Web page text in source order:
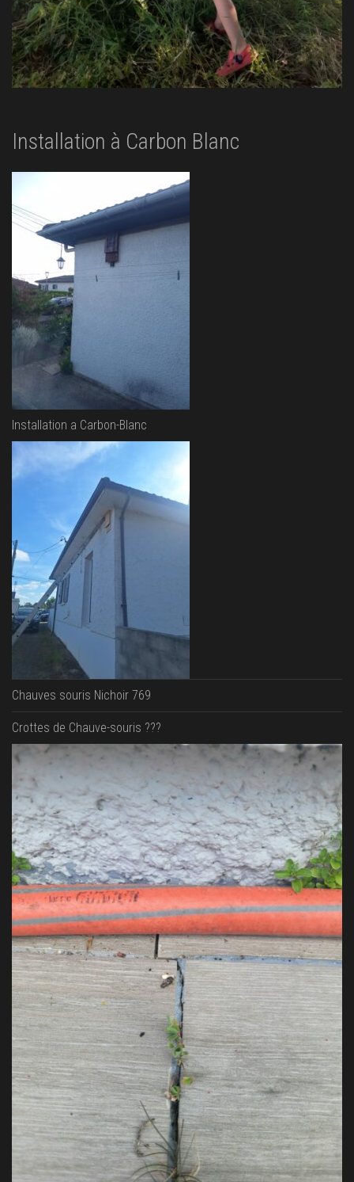
Installation à Carbon Blanc
Installation a Carbon-Blanc
Chauves souris Nichoir 769
Crottes de Chauve-souris ???